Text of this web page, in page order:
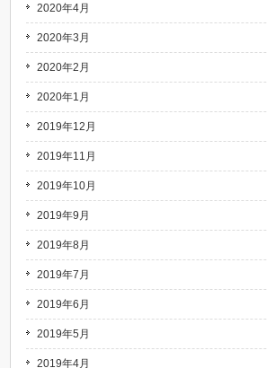
2020年4月
2020年3月
2020年2月
2020年1月
2019年12月
2019年11月
2019年10月
2019年9月
2019年8月
2019年7月
2019年6月
2019年5月
2019年4月